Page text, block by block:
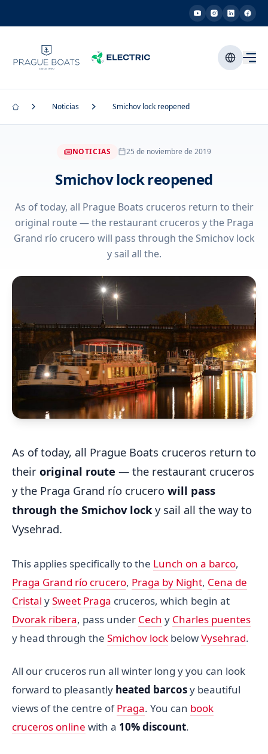
Noticias Smichov lock reopened
NOTICIAS 25 de noviembre de 2019
Smichov lock reopened
As of today, all Prague Boats cruceros return to their
original route — the restaurant cruceros y the Praga
Grand río crucero will pass through the Smichov lock
y sail all the.
As of today, all Prague Boats cruceros return to
their original route — the restaurant cruceros
y the Praga Grand río crucero will pass
through the Smichov locky sail all the way to
Vysehrad.
This applies specifically to the Lunch on a barco,
Praga Grand río crucero, Praga by Night, Cena de
Cristal ySweet Praga cruceros, which begin at
Dvorak ribera, pass under Cech y Charles puentes
y head through the Smichov lock belowVysehrad.
All our cruceros run all winter long y you can look
forward to pleasantly heated barcosy beautiful
views of the centre ofPraga. You can book
cruceros online with a 10% discount.